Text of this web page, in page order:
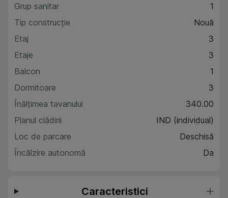
Grup sanitar
1
Tip construcție
Nouă
Etaj
3
Etaje
3
Balcon
1
Dormitoare
3
Înălțimea tavanului
340.00
Planul clădirii
IND (individual)
Loc de parcare
Deschisă
Încălzire autonomă
Da
Caracteristici